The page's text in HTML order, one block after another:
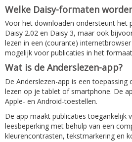
Welke Daisy-formaten
Voor het downloaden ondersteunt het
Daisy 2.02 en Daisy 3, maar ook
lezen in een (courante)
mogelijk voor publicaties in het
Wat is de Anderslezen-app?
De Anderslezen-app is een toepassing
lezen op je tablet of smartphone. De
Apple- en Android-toestellen.
De app maakt publicaties toegankelijk
leesbeperking met behulp van een
kleurencontrasten, tekstmarkering en